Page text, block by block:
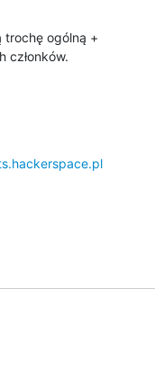
trochę ogólną +
członków.